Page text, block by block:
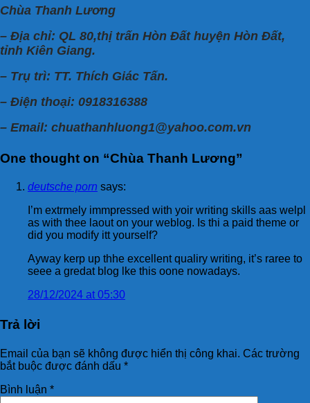
Chùa Thanh Lương
– Địa chỉ: QL 80,thị trấn Hòn Đất huyện Hòn Đất,
tỉnh Kiên Giang.
– Trụ trì: TT. Thích Giác Tấn.
– Điện thoại: 0918316388
– Email: chuathanhluong1@yahoo.com.vn
One thought on “Chùa Thanh Lương”
deutsche porn says:
I’m extrmely immpressed with yoir writing skills aas welpl
as with thee laout on your weblog. Is thi a paid theme or
did you modify itt yourself?
Ayway kerp up thhe excellent qualiry writing, it’s raree to
seee a gredat blog lke this oone nowadays.
28/12/2024 at 05:30
Trả lời
Email của bạn sẽ không được hiển thị công khai. Các trường
bắt buộc được đánh dấu *
Bình luận *